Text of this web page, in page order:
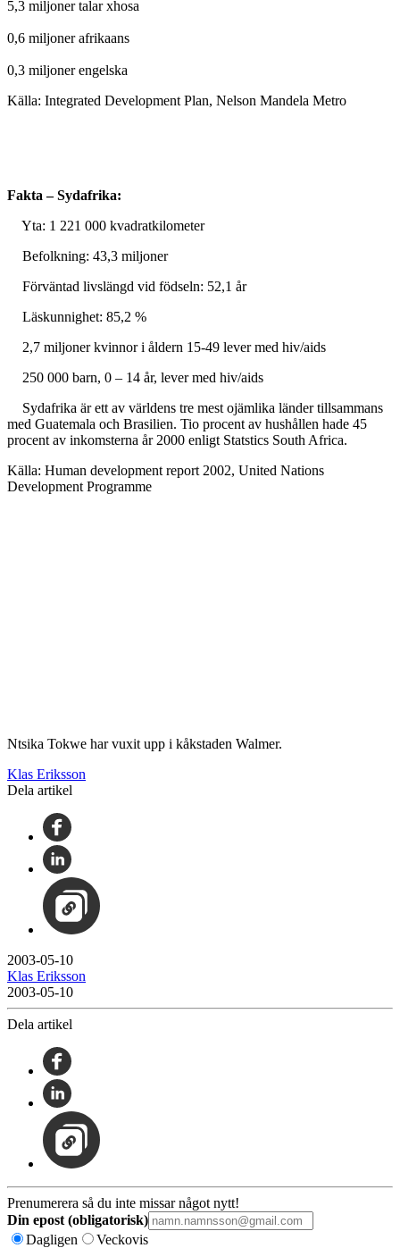
5,3 miljoner talar xhosa
0,6 miljoner afrikaans
0,3 miljoner engelska
Källa: Integrated Development Plan, Nelson Mandela Metro
Fakta – Sydafrika:
Yta: 1 221 000 kvadratkilometer
Befolkning: 43,3 miljoner
Förväntad livslängd vid födseln: 52,1 år
Läskunnighet: 85,2 %
2,7 miljoner kvinnor i åldern 15-49 lever med hiv/aids
250 000 barn, 0 – 14 år, lever med hiv/aids
Sydafrika är ett av världens tre mest ojämlika länder tillsammans
med Guatemala och Brasilien. Tio procent av hushållen hade 45
procent av inkomsterna år 2000 enligt Statstics South Africa.
Källa: Human development report 2002, United Nations
Development Programme
Ntsika Tokwe har vuxit upp i kåkstaden Walmer.
Klas Eriksson
Dela artikel
2003-05-10
Klas Eriksson
2003-05-10
Dela artikel
Prenumerera så du inte missar något nytt!
Din epost (obligatorisk)
Dagligen
Veckovis